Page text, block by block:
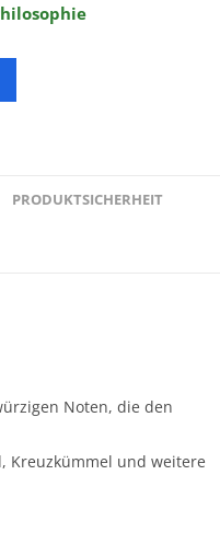
PRODUKTSICHERHEIT
Noten, die den
Kreuzkümmel und weitere